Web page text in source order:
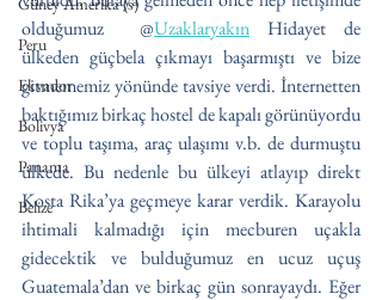
Peru
Ekvador
Bolivya
Panama
Belize
olduğumuz  @Uzaklaryakın Hidayet de
ülkeden güçbela çıkmayı başarmıştı ve bize
gitmememiz yönünde tavsiye verdi. İnternetten
baktığımız birkaç hostel de kapalı görünüyordu
ve toplu taşıma, araç ulaşımı v.b. de durmuştu
ülkede. Bu nedenle bu ülkeyi atlayıp direkt
Kosta Rika’ya geçmeye karar verdik. Karayolu
ihtimali kalmadığı için mecburen uçakla
gidecektik ve bulduğumuz en ucuz uçuş
Guatemala’dan ve birkaç gün sonrayaydı. Eğer